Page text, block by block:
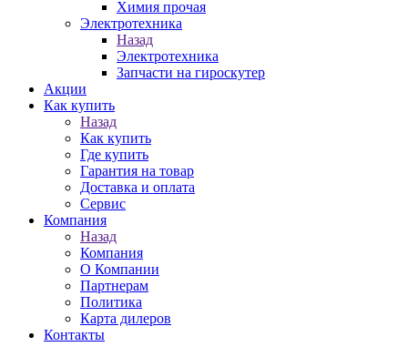
Химия прочая
Электротехника
Назад
Электротехника
Запчасти на гироскутер
Акции
Как купить
Назад
Как купить
Где купить
Гарантия на товар
Доставка и оплата
Сервис
Компания
Назад
Компания
О Компании
Партнерам
Политика
Карта дилеров
Контакты